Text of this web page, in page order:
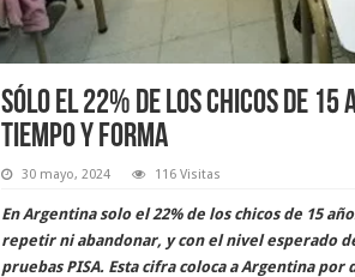
Sólo el 22% de los chicos de
tiempo y forma
30 mayo, 2024 116 Visitas
En Argentina solo el 22% de los chicos de 15
repetir ni abandonar, y con el nivel esperado
pruebas PISA. Esta cifra coloca a Argentina